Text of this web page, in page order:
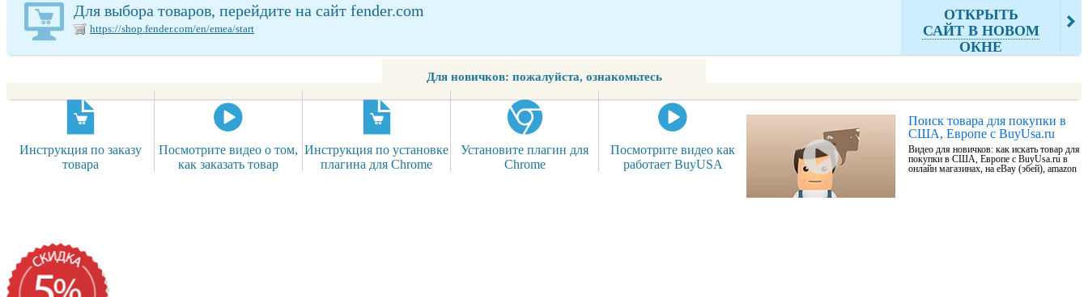
Для выбора товаров, перейдите на сайт fender.com
https://shop.fender.com/en/emea/start
ОТКРЫТЬ
САЙТ В НОВОМ
ОКНЕ
Для новичков: пожалуйста, ознакомьтесь
Инструкция по заказу
товара
Посмотрите видео о том,
как заказать товар
Инструкция по установке
плагина для Chrome
Установите плагин для
Chrome
Посмотрите видео как
работает BuyUSA
Поиск товара для покупки в
США, Европе с BuyUsa.ru
Видео для новичков: как искать товар для
покупки в США, Европе с BuyUsa.ru в
онлайн магазинах, на eBay (эбей), amazon